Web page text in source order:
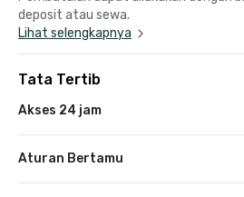
deposit atau sewa.
Lihat selengkapnya
Tata Tertib
Akses 24 jam
Aturan Bertamu